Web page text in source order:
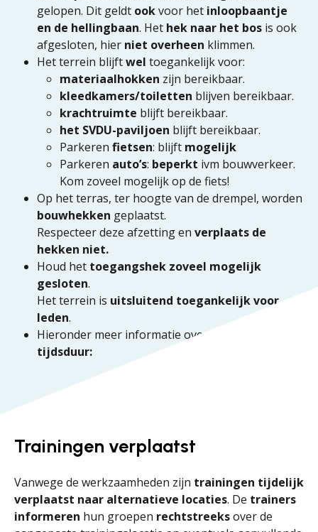
gelopen. Dit geldt ookvoor het inloopbaantje
en de hellingbaan. Het hek naar het bos is ook
afgesloten, hier niet overheen klimmen.
Het terrein blijftwel toegankelijk voor:
materiaalhokken zijn bereikbaar.
kleedkamers/toiletten blijven bereikbaar.
krachtruimte blijft bereikbaar.
het SVDU-paviljoen blijft bereikbaar.
Parkeren fietsen: blijft mogelijk
Parkeren auto’s: beperkt ivm bouwverkeer.
Kom zoveel mogelijk op de fiets!
Op het terras, ter hoogte van de drempel, worden
bouwhekken geplaatst.
Respecteer deze afzetting en verplaats de
hekken niet.
Houd het toegangshek zoveel mogelijk
gesloten.
Het terrein is uitsluitend toegankelijk voor
leden.
Hieronder meer informatie over
tijdsduur:
Trainingen verplaatst
Vanwege de werkzaamheden zijn trainingen tijdelijk
verplaatst naar alternatieve locaties. De trainers
informeren hun groepen rechtstreeksover de